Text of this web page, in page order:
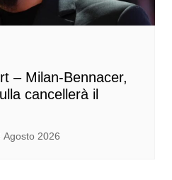
– Milan-Bennacer,
cancellerà il
Agosto 2026